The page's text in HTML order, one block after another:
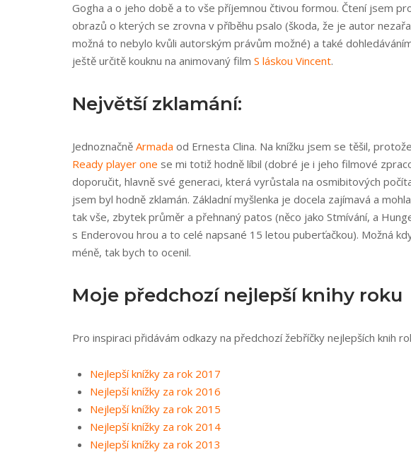
Gogha a o jeho době a to vše příjemnou čtivou formou. Čtení jsem
obrazů o kterých se zrovna v příběhu psalo (škoda, že je autor
možná to nebylo kvůli autorským právům možné) a také
ještě určitě kouknu na animovaný film S láskou Vincent.
Největší zklamání:
Jednoznačně Armada od Ernesta Clina. Na knížku jsem se těšil,
Ready player one se mi totiž hodně líbil (dobré je i jeho filmové
doporučit, hlavně své generaci, která vyrůstala na osmibitových
jsem byl hodně zklamán. Základní myšlenka je docela zajímavá a
tak vše, zbytek průměr a přehnaný patos (něco jako Stmívání, a
s Enderovou hrou a to celé napsané 15 letou puberťačkou). Možná
méně, tak bych to ocenil.
Moje předchozí nejlepší knihy roku
Pro inspiraci přidávám odkazy na předchozí žebříčky nejlepších knih
Nejlepší knížky za rok 2017
Nejlepší knížky za rok 2016
Nejlepší knížky za rok 2015
Nejlepší knížky za rok 2014
Nejlepší knížky za rok 2013